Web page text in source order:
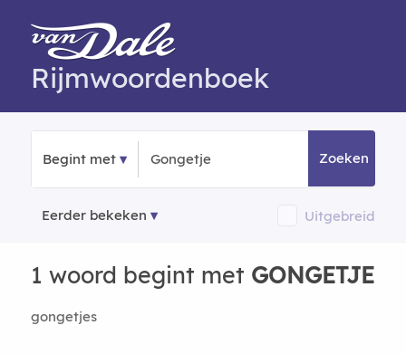
Rijmwoordenboek
Begint met Zoeken
Eerder bekeken Uitgebreid
1 woord begint met GONGETJE
gongetjes